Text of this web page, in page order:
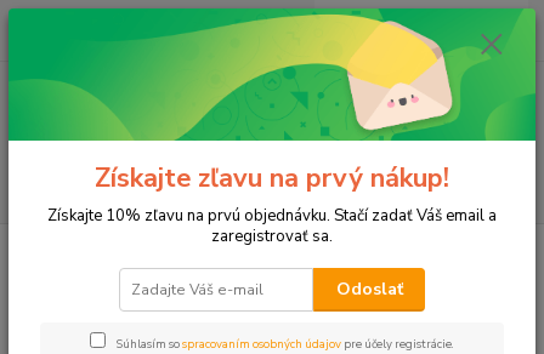
Menu
(Po-Pia, 8-17 hod.)
ks
za0 €
Príslušenstvo
Získajte zľavu na prvý nákup!
Získajte 10% zľavu na prvú objednávku. Stačí zadať Váš email a
zaregistrovať sa.
Odoslať
Súhlasím sospracovaním osobných údajov pre účely registrácie.